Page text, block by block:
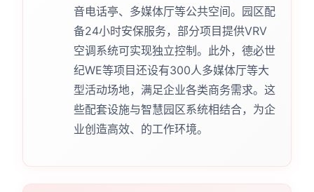
音电话亭、多媒体厅等公共空间。园区配
备24小时安保服务，部分项目提供VRV
空调系统可实现独立控制。此外，德必世
纪WE等项目还设有300人多媒体厅等大
型活动场地，满足企业各类商务需求。这
些配套设施与智慧园区系统相结合，为企
业创造高效、的工作环境。